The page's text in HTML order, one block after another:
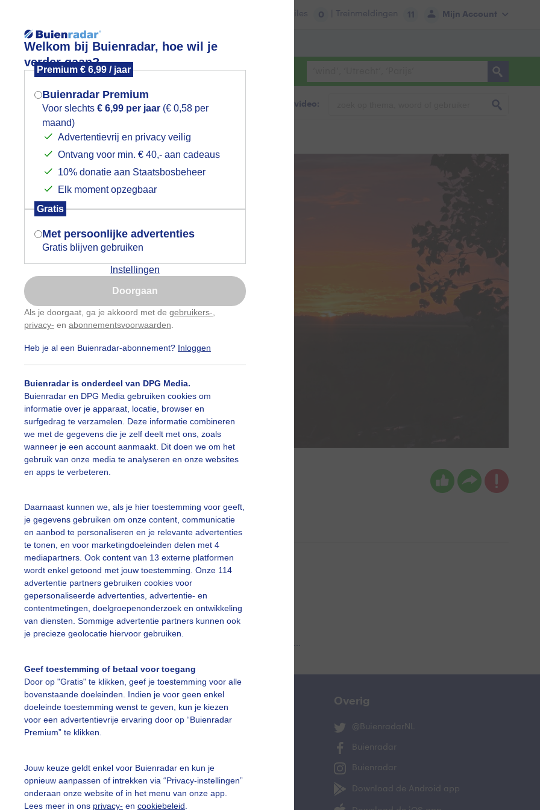
Welkom bij Buienradar, hoe wil je
verder gaan?
Premium € 6,99 / jaar
Buienradar Premium
Voor slechts € 6,99 per jaar (€ 0,58 per
maand)
Advertentievrij en privacy veilig
Ontvang voor min. € 40,- aan cadeaus
10% donatie aan Staatsbosbeheer
Elk moment opzegbaar
Gratis
Met persoonlijke advertenties
Gratis blijven gebruiken
Instellingen
Doorgaan
Als je doorgaat, ga je akkoord met de gebruikers-
privacy- en abonnementsvoorwaarden
Heb je al een Buienradar-abonnement? Inloggen
Buienradar is onderdeel van DPG Media.
Buienradar en DPG Media gebruiken cookies om
informatie over je apparaat, locatie, browser en
surfgedrag te verzamelen. Deze informatie combineren
we met de gegevens die je zelf deelt met ons, zoals
wanneer je een account aanmaakt. Dit doen we om het
gebruik van onze media te analyseren en onze websites
en apps te verbeteren.
Daarnaast kunnen we, als je hier toestemming voor geeft,
je gegevens gebruiken om onze content, communicatie
en aanbod te personaliseren en je relevante advertenties
te tonen, en voor marketingdoeleinden delen met 4
mediapartners. Ook content van 13 externe platformen
wordt enkel getoond met jouw toestemming. Onze 114
advertentie partners gebruiken cookies voor
gepersonaliseerde advertenties, advertentie- en
contentmetingen, doelgroepenonderzoek en ontwikkeling
van diensten. Sommige advertentie partners kunnen ook
je precieze geolocatie hiervoor gebruiken.
Geef toestemming of betaal voor toegang
Door op "Gratis" te klikken, geef je toestemming voor alle
bovenstaande doeleinden. Indien je voor geen enkel
doeleinde toestemming wenst te geven, kun je kiezen
voor een advertentievrije ervaring door op “Buienradar
Premium” te klikken.
Jouw keuze geldt enkel voor Buienradar en kun je
opnieuw aanpassen of intrekken via “Privacy-instellingen”
onderaan onze website of in het menu van onze app.
Lees meer in ons privacy- en cookiebeleid
Mijn Account
Files 0 | Treinmeldingen 11
Lees meer.
Foto en video Weerzine
Zoeken in foto & video:
valt
Zonsondergang
slideshow
vragen
Mijn weer
De Bilt
Overig
@BuienradarNL
Buienradar
Buienradar
Download de Android app
Mogen we je locatie gebruiken voor
het weer?
Indien je hier nog geen akkoord op hebt
gegeven, verschijnt er zo een pop-up uit
je browser waarin deze toestemming
gevraagd wordt.
Is goed, toon de popup
Nu niet, misschien later
Gebruik je Safari en wil je niet elke dag deze pop-up
Klikhierom dit aan te passen